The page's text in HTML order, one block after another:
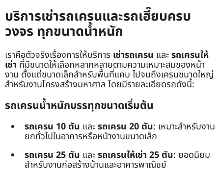
บริการเช่ารถเครนและรถเฮี๊ยบครบ
วงจร ทุกขนาดน้ำหนัก
เราคือตัวจริงเรื่องการให้บริการ เช่ารถเครน และรถเครนให้
เช่า ที่มีขนาดให้เลือกหลากหลายตามความเหมาะสมของหน้า
งาน ตั้งแต่ขนาดเล็กสำหรับพื้นที่แคบ ไปจนถึงเครนขนาดใหญ่
สำหรับงานโครงสร้างมหาศาล โดยมีรายละเอียดรถดังนี้:
รถเครนน้ำหนักบรรทุกขนาดเริ่มต้น
รถเครน 10 ตัน และรถเครน 20 ตัน: เหมาะสำหรับงาน
ยกทั่วไปในอาคารหรือหน้างานขนาดเล็ก
รถเครน 25 ตัน และรถเครนให้เช่า 25 ตัน: ยอดนิยม
สำหรับงานก่อสร้างบ้านและอาคารพาณิชย์